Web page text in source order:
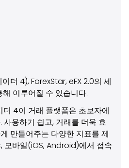
더 4), ForexStar, eFX 2.0의 세
이루어질 수 있습니다.
더 4이 거래 플랫폼은 초보자에
사용하기 쉽고, 거래를 더욱 효
만들어주는 다양한 지표를 제
모바일(iOS, Android)에서 접속